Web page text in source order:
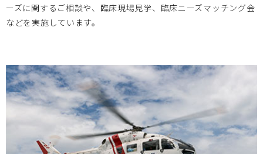
大阪医療センター
産業化フォーラム2024（MDF）】のお知らせ
大阪医療センター 2024.11.11
Bi-AMPSレクチャー（全10回シリーズ）開催のお知らせ
ーズに関するご相談や、臨床現場見学、臨床ニーズマッチング会
などを実施しています。